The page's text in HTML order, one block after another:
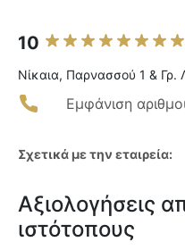
10
Νίκαια, Παρνασσού 1 & Γρ.
Εμφάνιση
Σχετικά με την εταιρεία:
Αξιολογήσεις
ιστότοπους